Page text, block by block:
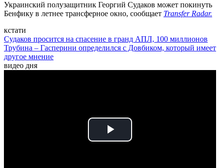
Украинский полузащитник Георгий Судаков может покинуть
Бенфику в летнее трансферное окно, сообщает Transfer Radar.
кстати
Судаков просится на спасение в гранд АПЛ, 100 миллионов
Трубина – Гасперини определился с Довбиком, который имеет
другое мнение
видео дня
Play